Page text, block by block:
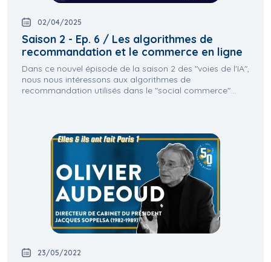
02/04/2025
Saison 2 - Ep. 6 / Les algorithmes de
recommandation et le commerce en ligne
Dans ce nouvel épisode de la saison 2 des "voies de l'IA",
nous nous intéressons aux algorithmes de
recommandation utilisés dans le "social commerce"...
23/05/2022